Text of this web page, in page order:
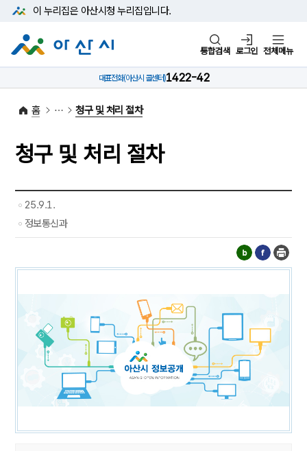
본문 바로가기
메뉴 바로가기
이 누리집은 아산시청 누리집입니다.
통합검색 로그인 전체메뉴
대표전화(아산시 콜센터)1422-42
홈 청구 및 처리 절차
청구 및 처리 절차
25.9.1.
정보통신과